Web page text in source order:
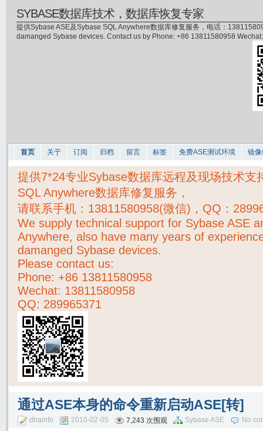
SYBASE数据库技术，数据库恢复专家
提供Sybase ASE及Sybase SQL Anywhere数据库修复服务，电话：
damanged Sybase devices. Contact us by Phone: +86 13811580958
首页 关于 订阅 归档 留言 标签 免费ASE测试环境 镜
提供7*24专业Sybase数据库远程及现场技术支
SQL Anywhere数据库修复服务，
请联系手机： 13811580958(微信)，QQ：
We supply technical support for Sybase ASE
Anywhere, also have many years of
damanged Sybase devices.
Please contact us:
Phone: +86 13811580958
Wechat: 13811580958
QQ: 289965371
通过ASE本身的命令重新启动ASE[转]
dbainfo 2010-02-05 7,243 次围观 Sybase ASE No